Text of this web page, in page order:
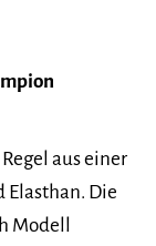
aus einer
Elasthan. Die
Modell